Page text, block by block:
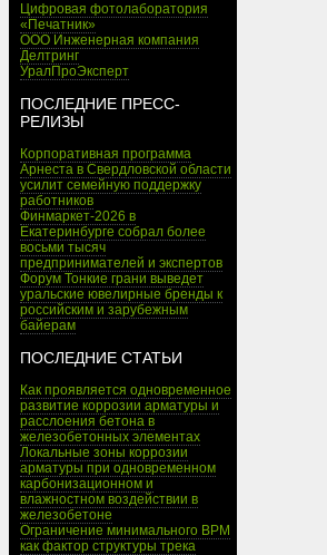
Цифровая фотолаборатория
«Печатник»
ООО Инженерная компания
Делтринг
УралПроЭксперт
ПОСЛЕДНИЕ ПРЕСС-
РЕЛИЗЫ
Корпоративная программа
Арнеста в Свердловской области
усилит семейную поддержку
работников
Финмаркет-2026 в
Екатеринбурге собрал более
восьми тысяч
предпринимателей и экспертов
Форум Тонкие грани выведет
уральские ювелирные бренды к
российским и зарубежным
байерам
ПОСЛЕДНИЕ СТАТЬИ
Как проявляется одновременное
развитие коррозии арматуры и
расслоения бетона в
железобетонных элементах
Локальные зоны коррозии
арматуры при одновременном
карбонизационном и
влажностном воздействии в
железобетоне
Ограничение минимального BPM
как фактор структуры трека